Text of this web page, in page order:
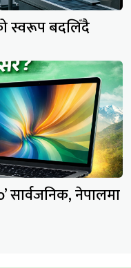
स्वरूप बदलिँदै
सार्वजनिक, नेपालमा